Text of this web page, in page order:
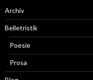
Archiv
Belletristik
Poesie
Prosa